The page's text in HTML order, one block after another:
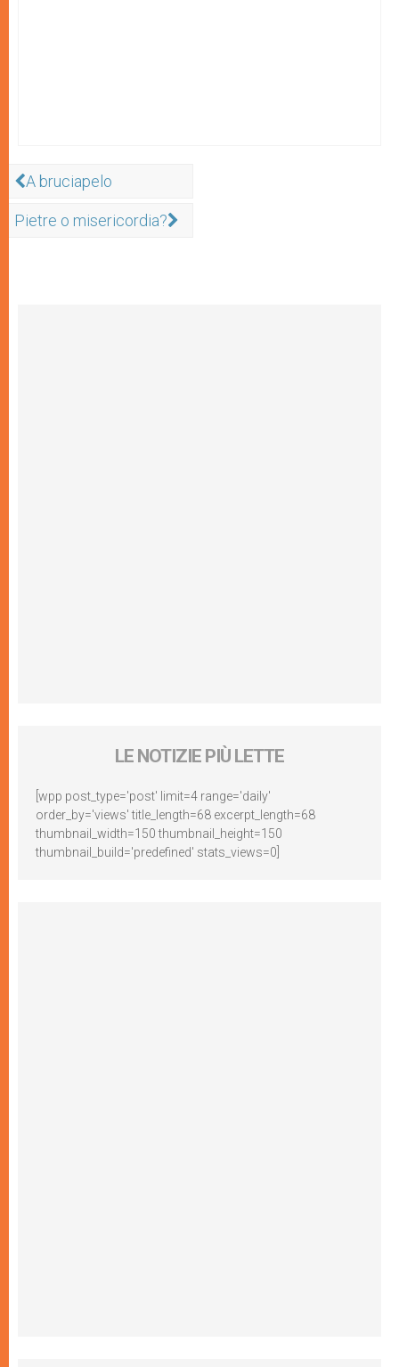
A bruciapelo
Pietre o misericordia?
LE NOTIZIE PIÙ LETTE
[wpp post_type='post' limit=4 range='daily'
order_by='views' title_length=68 excerpt_length=68
thumbnail_width=150 thumbnail_height=150
thumbnail_build='predefined' stats_views=0]